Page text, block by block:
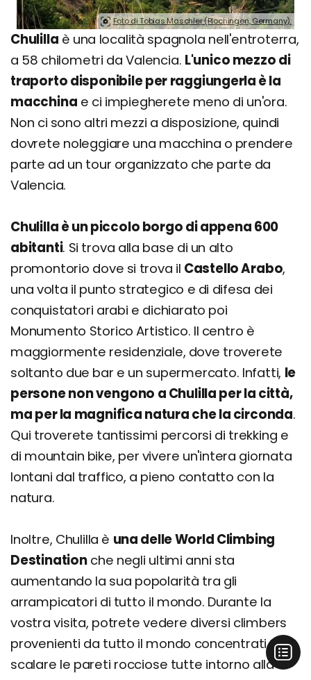
Foto di Tobias Maschler (Plochingen, Germany).
Chulilla è una località spagnola nell'entroterra,
a 58 chilometri da Valencia. L'unico mezzo di
traporto disponibile per raggiungerla è la
macchina e ci impiegherete meno di un'ora.
Non ci sono altri mezzi a disposizione, quindi
dovrete noleggiare una macchina o prendere
parte ad un tour organizzato che parte da
Valencia.
Chulilla è un piccolo borgo di appena 600
abitanti. Si trova alla base di un alto
promontorio dove si trova il Castello Arabo,
una volta il punto strategico e di difesa dei
conquistatori arabi e dichiarato poi
Monumento Storico Artistico. Il centro è
maggiormente residenziale, dove troverete
soltanto due bar e un supermercato. Infatti, le
persone non vengono a Chulilla per la città,
ma per la magnifica natura che la circonda.
Qui troverete tantissimi percorsi di trekking e
di mountain bike, per vivere un'intera giornata
lontani dal traffico, a pieno contatto con la
natura.
Inoltre, Chulilla è una delle World Climbing
Destinationche negli ultimi anni sta
aumentando la sua popolarità tra gli
arrampicatori di tutto il mondo. Durante la
vostra visita, potrete vedere diversi climbers
provenienti da tutto il mondo concentrati a
scalare le pareti rocciose tutte intorno alla